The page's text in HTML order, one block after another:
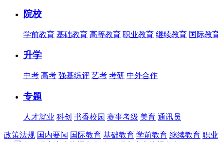
院校
学前教育 基础教育 高等教育 职业教育 继续教育 国际教
升学
中考 高考 强基综评 艺考 考研 中外合作
专题
人才就业 科创 书香校园 赛事考级 美育 通讯员
政策法规 国内要闻 国际教育 基础教育 学前教育 继续教育 职